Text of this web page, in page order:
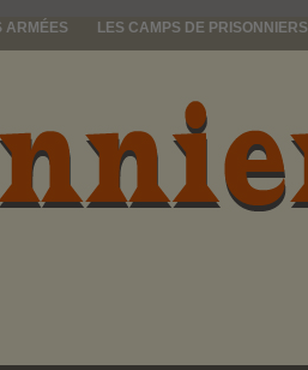
ARMÉES LES CAMPS DE PRISONNIERS
de guerre